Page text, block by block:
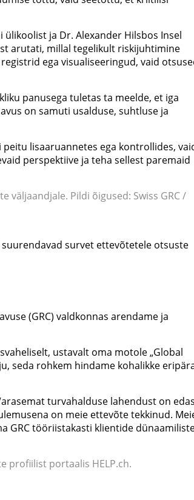
ülikoolist ja Dr. Alexander Hilsbos Insel
arutati, millal tegelikult riskijuhtimine
ega visualiseeringud, vaid
panusega tuletas ta meelde, et iga
on samuti usalduse, suhtluse ja
peitu lisaaruannetes ega kontrollides,
perspektiive ja teha sellest paremaid
Pildi õigused: Swiss GRC /
survet ettevõtetele otsuste
(GRC) valdkonnas arendame ja
ustavalt oma motole „Global
seda rohkem hindame kohalikke
turvahalduse lahendust on
on meie ettevõte tekkinud.
GRC tööriistakasti klientide
profiilist portaalis HELP.ch.